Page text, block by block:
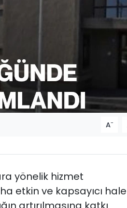
A-
yönelik hizmet
etkin ve kapsayıcı hale